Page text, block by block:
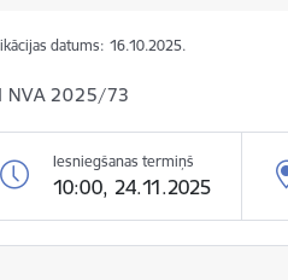
datums: 16.10.2025.
NVA 2025/73
Iesniegšanas termiņš
10:00, 24.11.2025